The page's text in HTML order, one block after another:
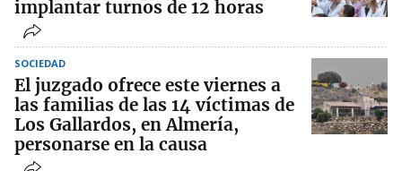
implantar turnos de 12 horas
SOCIEDAD
El juzgado ofrece este viernes a
las familias de las 14 víctimas de
Los Gallardos, en Almería,
personarse en la causa